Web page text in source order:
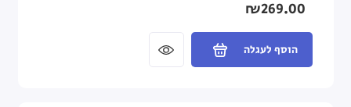
₪269.00
הוסף לעגלה